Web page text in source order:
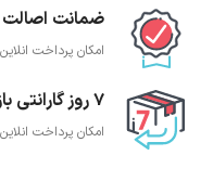
ضمانت اصالت
امکان پرداخت
7 روز گارانتی بازگشت وجه
امکان پرداخت